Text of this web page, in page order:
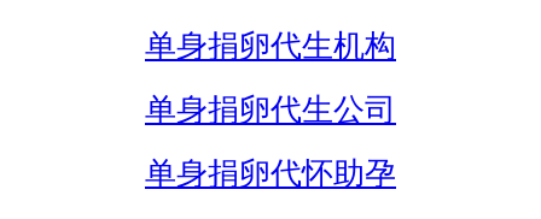
单身捐卵代生机构
单身捐卵代生公司
单身捐卵代怀助孕